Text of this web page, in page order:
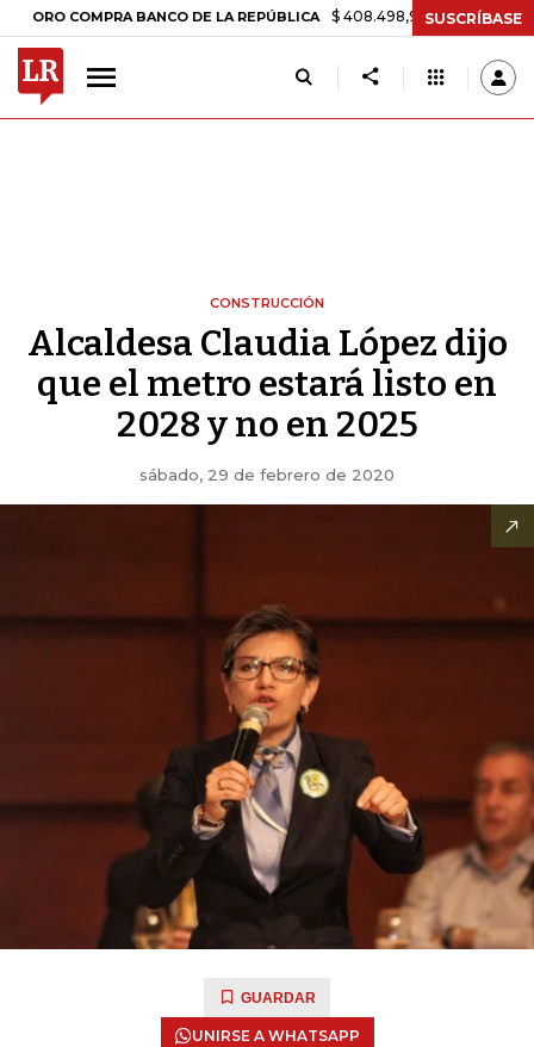
COMPRA BANCO DE LA REPÚBLICA $ 408.498,97 +$ 8.753,81 +2,19%
SUSCRÍBASE
CONSTRUCCIÓN
Alcaldesa Claudia López dijo
que el metro estará listo en
2028 y no en 2025
sábado, 29 de febrero de 2020
GUARDAR
UNIRSE A WHATSAPP